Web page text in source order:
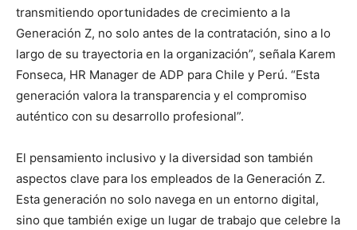
transmitiendo oportunidades de crecimiento a la
Generación Z, no solo antes de la contratación, sino a lo
largo de su trayectoria en la organización”, señala Karem
Fonseca, HR Manager de ADP para Chile y Perú. “Esta
generación valora la transparencia y el compromiso
auténtico con su desarrollo profesional”.
El pensamiento inclusivo y la diversidad son también
aspectos clave para los empleados de la Generación Z.
Esta generación no solo navega en un entorno digital,
sino que también exige un lugar de trabajo que celebre la